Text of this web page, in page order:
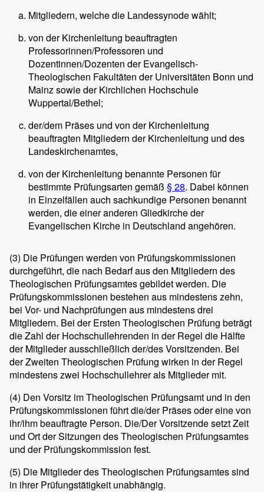
Mitgliedern, welche die Landessynode wählt;
von der Kirchenleitung beauftragten
Professorinnen/Professoren und
Dozentinnen/Dozenten der Evangelisch-
Theologischen Fakultäten der Universitäten Bonn und
Mainz sowie der Kirchlichen Hochschule
Wuppertal/Bethel;
der/dem Präses und von der Kirchenleitung
beauftragten Mitgliedern der Kirchenleitung und des
Landeskirchenamtes,
von der Kirchenleitung benannte Personen für
bestimmte Prüfungsarten gemäß § 28. Dabei können
in Einzelfällen auch sachkundige Personen benannt
werden, die einer anderen Gliedkirche der
Evangelischen Kirche in Deutschland angehören.
(3) Die Prüfungen werden von Prüfungskommissionen
durchgeführt, die nach Bedarf aus den Mitgliedern des
Theologischen Prüfungsamtes gebildet werden. Die
Prüfungskommissionen bestehen aus mindestens zehn,
bei Vor- und Nachprüfungen aus mindestens drei
Mitgliedern. Bei der Ersten Theologischen Prüfung beträgt
die Zahl der Hochschullehrenden in der Regel die Hälfte
der Mitglieder ausschließlich der/des Vorsitzenden. Bei
der Zweiten Theologischen Prüfung wirken in der Regel
mindestens zwei Hochschullehrer als Mitglieder mit.
(4) Den Vorsitz im Theologischen Prüfungsamt und in den
Prüfungskommissionen führt die/der Präses oder eine von
ihr/ihm beauftragte Person. Die/Der Vorsitzende setzt Zeit
und Ort der Sitzungen des Theologischen Prüfungsamtes
und der Prüfungskommission fest.
(5) Die Mitglieder des Theologischen Prüfungsamtes sind
in ihrer Prüfungstätigkeit unabhängig.